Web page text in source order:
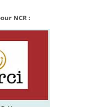
NCR :